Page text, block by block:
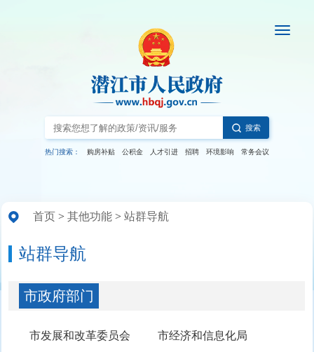
搜索
热门搜索： 购房补贴 公积金 人才引进 招聘 环境影响 常务会议
首页> 其他功能> 站群导航
站群导航
市政府部门
市发展和改革委员会 市经济和信息化局